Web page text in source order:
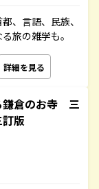
、言語、民族、
旅の雑学も。
詳細を見る
鎌倉のお寺 三
版